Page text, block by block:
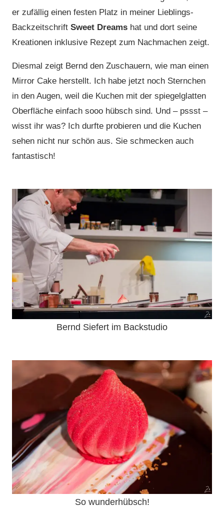
er zufällig einen festen Platz in meiner Lieblings-
Backzeitschrift Sweet Dreams hat und dort seine
Kreationen inklusive Rezept zum Nachmachen zeigt.
Diesmal zeigt Bernd den Zuschauern, wie man einen
Mirror Cake herstellt. Ich habe jetzt noch Sternchen
in den Augen, weil die Kuchen mit der spiegelglatten
Oberfläche einfach sooo hübsch sind. Und – pssst –
wisst ihr was? Ich durfte probieren und die Kuchen
sehen nicht nur schön aus. Sie schmecken auch
fantastisch!
Bernd Siefert im Backstudio
So wunderhübsch!